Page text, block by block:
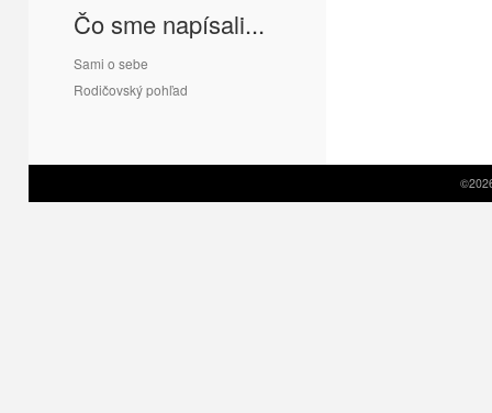
Čo sme napísali...
Sami o sebe
Rodičovský pohľad